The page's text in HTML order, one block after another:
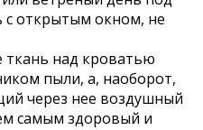
открытым окном, не
ткань над кроватью
пыли, а, наоборот,
через нее воздушный
самым здоровый и